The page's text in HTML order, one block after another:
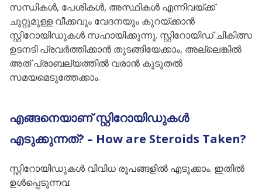
സന്ധികൾ, പേശികൾ, അസ്ഥികൾ എന്നിവയ്ക്ക്
ചുറ്റുമുള്ള വീക്കവും വേദനയും കുറയ്ക്കാൻ
സ്റ്റിറോയിഡുകൾ സഹായിക്കുന്നു. സ്റ്റിറോയിഡ് ചികിത്സ
ഉടനടി പ്രവർത്തിക്കാൻ തുടങ്ങിയേക്കാം, അല്ലെങ്കിൽ
അത് പ്രാബല്യത്തിൽ വരാൻ കൂടുതൽ
സമയമെടുത്തേക്കാം.
എങ്ങനെയാണ് സ്റ്റിറോയിഡുകൾ
എടുക്കുന്നത്? – How are Steroids Taken?
സ്റ്റിറോയിഡുകൾ വിവിധ രൂപങ്ങളിൽ എടുക്കാം. ഇതിൽ
ഉൾപ്പെടുന്നവ: